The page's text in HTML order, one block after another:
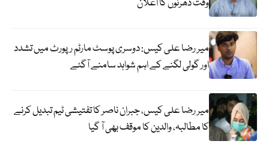
وقت دھرنوں کا اعلان
میر رضا علی کیس: دوسری پوسٹ مارٹم رپورٹ میں تشدد
اور گولی لگنے کے اہم شواہد سامنے آگئے
میر رضا علی کیس، جبران ناصر کا تفتیشی ٹیم تبدیل کرنے
کا مطالبہ، والدین کا موقف بھی آ گیا